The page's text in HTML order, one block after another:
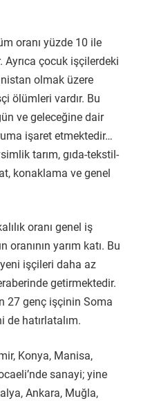
oranı yüzde 10 ile
Ayrıca çocuk işçilerdeki
olmak üzere
ölümleri vardır. Bu
ve geleceğine dair
işaret etmektedir…
tarım, gıda-tekstil-
konaklama ve genel
oranı genel iş
oranının yarım katı. Bu
işçileri daha az
getirmektedir.
27 genç işçinin Soma
de hatırlatalım.
Konya, Manisa,
sanayi; yine
Ankara, Muğla,